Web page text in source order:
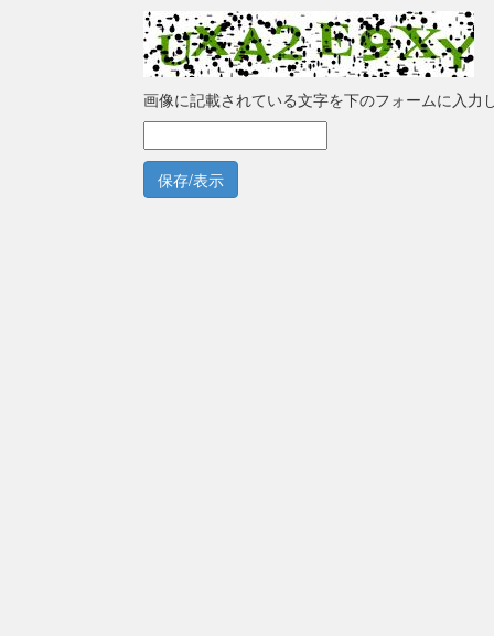
画像に記載されている文字を下のフォームに入力
保存/表示